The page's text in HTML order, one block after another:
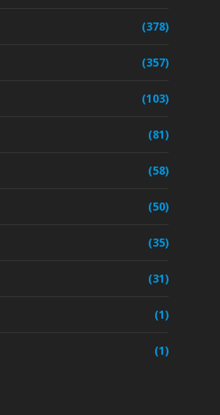
(378)
(357)
(103)
(81)
(58)
(50)
(35)
(31)
(1)
(1)